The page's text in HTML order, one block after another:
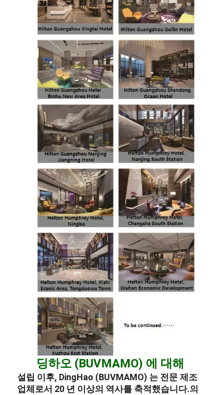
딩하오 (BUVMAMO) 에 대해
설립 이후, DingHao (BUVMAMO) 는 전문 제조
업체로서 20 년 이상의 역사를 축적했습니다.의